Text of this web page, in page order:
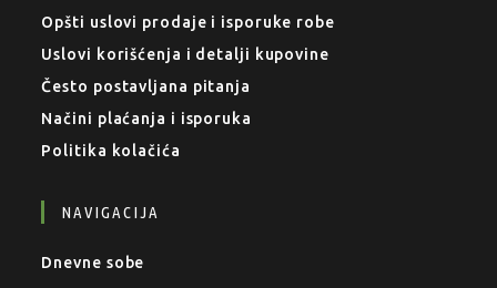
Opšti uslovi prodaje i isporuke robe
Uslovi korišćenja i detalji kupovine
Često postavljana pitanja
Načini plaćanja i isporuka
Politika kolačića
NAVIGACIJA
Dnevne sobe